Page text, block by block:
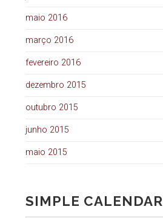
maio 2016
março 2016
fevereiro 2016
dezembro 2015
outubro 2015
junho 2015
maio 2015
SIMPLE CALENDAR